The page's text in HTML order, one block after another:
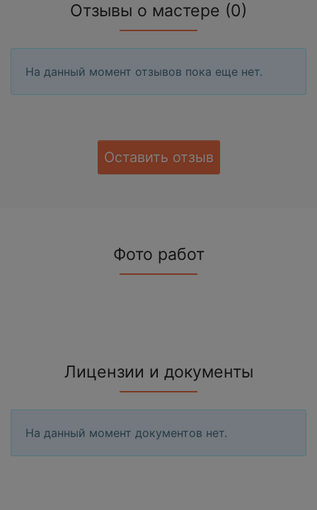
Отзывы о мастере (0)
На данный момент отзывов пока еще нет.
Оставить отзыв
Фото работ
Лицензии и документы
На данный момент документов нет.